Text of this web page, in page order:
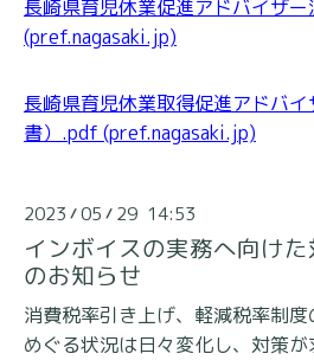
長崎県育児休業促進アドバイザ
(pref.nagasaki.jp)
長崎県育児休業取得促進アドバ
書）.pdf (pref.nagasaki.jp)
2023 /05 / 29 14:53
インボイスの実務へ向け
のお知らせ
消費税率引き上げ、軽減税率制
めぐる状況は日々変化し、対策が